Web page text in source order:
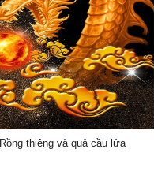
Rồng thiêng và quả cầu lửa